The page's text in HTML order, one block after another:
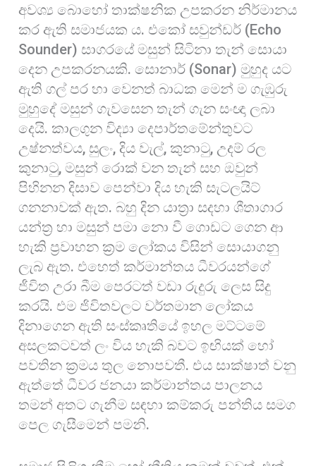
අවශ්‍ය බොහෝ තාක්ෂනික උපකරන නිර්මානය
කර ඇති සමාජයක ය. එකෝ සවුන්ඩර් (Echo
Sounder) සාගරයේ මසුන් සිටිනා තැන් සොයා
දෙන උපකරනයකි. සොනාර් (Sonar) මුහුද යට
ඇති ගල් පර හා වෙනත් බාධක මෙන් ම ගැඹුරු
මුහුදේ මසුන් ගැවසෙන තැන් ගැන සංඥා ලබා
දෙයි. කාලගුන විද්‍යා දෙපාර්තමේන්තුවට
උෂ්නත්වය, සුලං, දිය වැල්, කුනාටු, උදම් රල
කුනාටු, මසුන් රොක් වන තැන් සහ ඔවුන්
පිහිනන දිසාව පෙන්වා දිය හැකි සැටලයිට්
ගනනාවක් ඇත. බහු දින යාත්‍රා සදහා ශීතාගාර
යන්ත්‍ර හා මසුන් පමා නො වී ගොඩට ගෙන ආ
හැකි ප්‍රවාහන ක්‍රම ලෝකය විසින් සොයාගනු
ලැබ ඇත. එහෙත් කර්මාන්තය ධීවරයන්ගේ
ජීවිත උරා බීම පෙරටත් වඩා රුදුරු ලෙස සිදු
කරයි. එම ජිවිතවලට වර්තමාන ලෝකය
දිනාගෙන ඇති සංස්කෘතියේ ඉහල මට්ටමේ
අසලකටවත් ලං විය හැකි බවට ඉඟියක් හෝ
පවතින ක්‍රමය තුල නොපවතී. එය සාක්ෂාත් වනු
ඇත්තේ ධීවර ජනයා කර්මාන්තය පාලනය
තමන් අතට ගැනීම සඳහා කම්කරු පන්තිය සමග
පෙල ගැසීමෙන් පමනි.